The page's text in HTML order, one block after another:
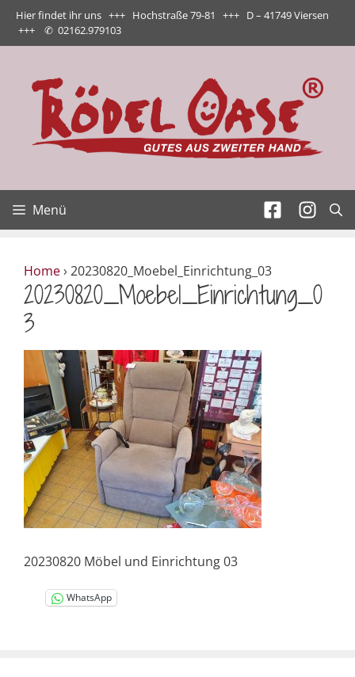
Zum
Inhalt
springen
Hier findet ihr uns +++ Hochstraße 79-81 +++ D – 41749 Viersen
+++ ✆ 02162.979103
Menü
Home› 20230820_Moebel_Einrichtung_03
20230820_Moebel_Einrichtung_0
3
20230820 Möbel und Einrichtung 03
WhatsApp